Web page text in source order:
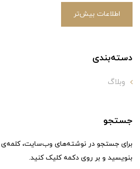
اطلاعات بیش‌تر
دسته‌بندی
وبلاگ
جستجو
برای جستجو در نوشته‌های وب‌سایت، کلمه‌ی
بنویسید و بر روی دکمه کلیک کنید.